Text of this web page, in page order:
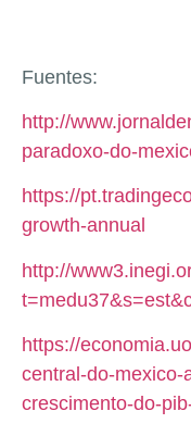
Fuentes:
http://
paradoxo-do-
https://
growth-annual
http://
https://
central-do-mexico-
crescimento-do-